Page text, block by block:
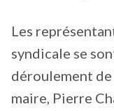
Les
syndicale se
déroulement
maire, Pierre